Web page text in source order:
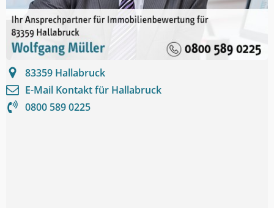
83359 Hallabruck
E-Mail Kontakt für Hallabruck
0800 589 0225